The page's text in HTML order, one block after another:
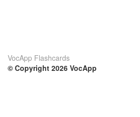
VocApp Flashcards
© Copyright 2026 VocApp